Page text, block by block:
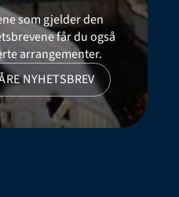
som gjelder den
får du også
arrangementer.
NYHETSBREV